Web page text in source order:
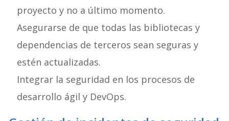
proyecto y no a último momento.
Asegurarse de que todas las bibliotecas y
dependencias de terceros sean seguras y
estén actualizadas.
Integrar la seguridad en los procesos de
desarrollo ágil y DevOps.